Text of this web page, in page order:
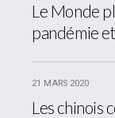
Le Monde
pandémie
21 MARS 2020
Les chinois